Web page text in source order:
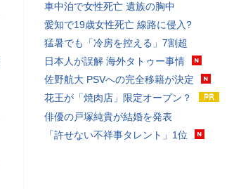
車中泊で女性死亡 遺族の胸中
愛知で19歳女性死亡 線路に侵入?
猛暑でも「冷房を控える」7割超
日本人が誤解 海外タトゥー事情
佐野航大 PSVへの完全移籍が決定
花王が「焼肉店」限定オープン？
俳優の戸塚純貴が結婚を発表
「許せない不祥事タレント」1位